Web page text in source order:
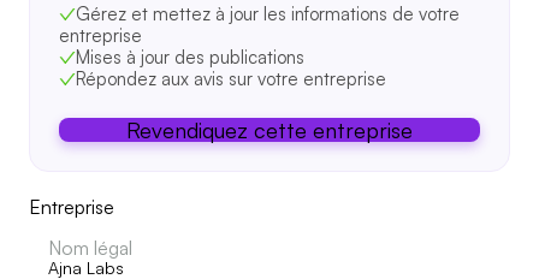
Gérez et mettez à jour les informations de votre
entreprise
Mises à jour des publications
Répondez aux avis sur votre entreprise
Revendiquez cette entreprise
Entreprise
Nom légal
Ajna Labs